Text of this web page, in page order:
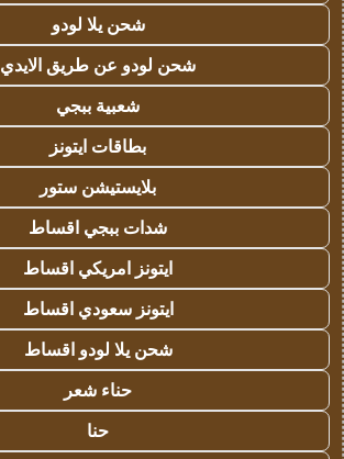
شحن يلا لودو
شحن لودو عن طريق الايدي
شعبية ببجي
بطاقات ايتونز
بلايستيشن ستور
شدات ببجي اقساط
ايتونز امريكي اقساط
ايتونز سعودي اقساط
شحن يلا لودو اقساط
حناء شعر
حنا